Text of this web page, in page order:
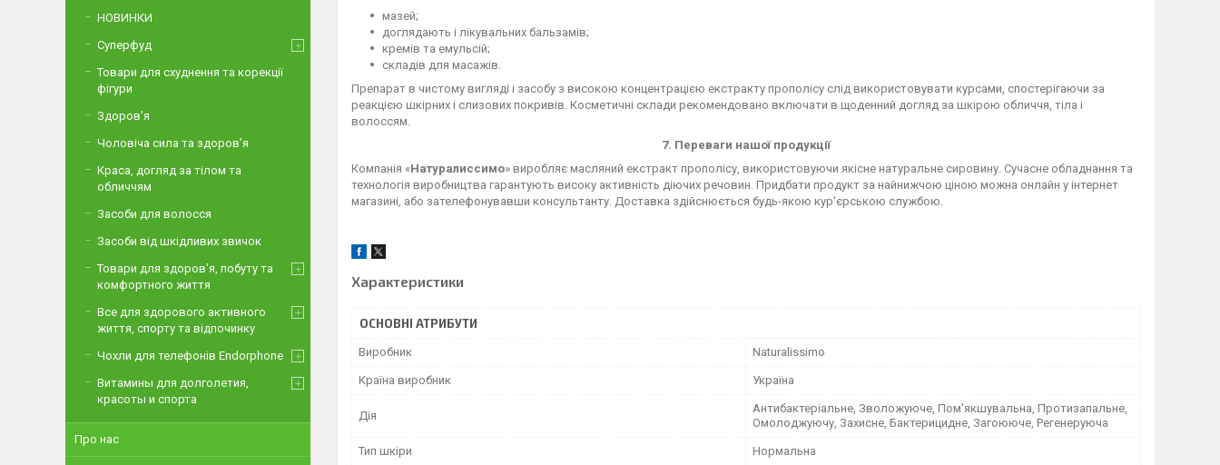
мазей;
доглядають і лікувальних бальзамів;
кремів та емульсій;
складів для масажів.
Препарат в чистому вигляді і засобу з високою концентрацією екстракту прополісу слід використовувати курсами, спостерігаючи за
реакцією шкірних і слизових покривів. Косметичні склади рекомендовано включати в щоденний догляд за шкірою обличчя, тіла і
волоссям.
7. Переваги нашої продукції
Компанія «Натуралиссимо» виробляє масляний екстракт прополісу, використовуючи якісне натуральне сировину. Сучасне обладнання та
технологія виробництва гарантують високу активність діючих речовин. Придбати продукт за найнижчою ціною можна онлайн у інтернет
магазині, або зателефонувавши консультанту. Доставка здійснюється будь-якою кур'єрською службою.
Характеристики
ОСНОВНІ АТРИБУТИ
Виробник Naturalissimo
Країна виробник Україна
Дія
Антибактеріальне, Зволожуюче, Пом'якшувальна, Протизапальне,
Омолоджуючу, Захисне, Бактерицидне, Загоююче, Регенеруюча
Тип шкіри Нормальна
НОВИНКИ
Суперфуд
Товари для схуднення та корекції
фігури
Здоров'я
Чоловіча сила та здоров’я
Краса, догляд за тілом та
обличчям
Засоби для волосся
Засоби від шкідливих звичок
Товари для здоров'я, побуту та
комфортного життя
Все для здорового активного
життя, спорту та відпочинку
Чохли для телефонів Endorphone
Витамины для долголетия,
красоты и спорта
Про нас